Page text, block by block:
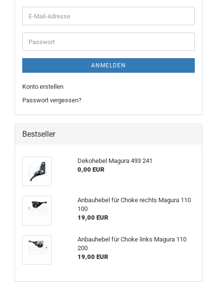
E-
Mail-
Adresse
Passwort
ANMELDEN
Konto erstellen
Passwort vergessen?
Bestseller
Dekohebel Magura 493 241
0,00 EUR
Anbauhebel für Choke rechts Magura 110
100
19,00 EUR
Anbauhebel für Choke links Magura 110
200
19,00 EUR